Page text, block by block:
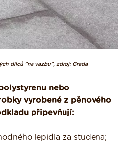
dílců "na vazbu", zdroj: Grada
nebo
vyrobené z pěnového
připevňují:
lepidla za studena;